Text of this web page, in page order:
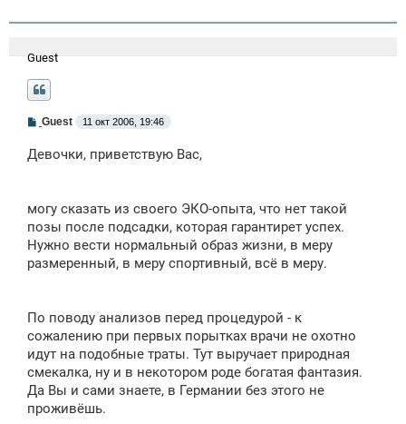
Guest
С
б
и
Guest 11 окт 2006, 19:46
Девочки, приветствую Вас,
могу сказать из своего ЭКО-опыта, что нет такой
позы после подсадки, которая гарантирет успех.
Нужно вести нормальный образ жизни, в меру
размеренный, в меру спортивный, всё в меру.
По поводу анализов перед процедурой - к
сожалению при первых порытках врачи не охотно
идут на подобные траты. Тут выручает природная
смекалка, ну и в некотором роде богатая фантазия.
Да Вы и сами знаете, в Германии без этого не
проживёшь.